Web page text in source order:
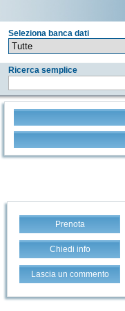
Seleziona banca dati
Ricerca semplice
Prenota
Chiedi info
Lascia un commento